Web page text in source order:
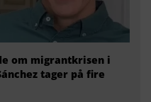
om migrantkrisen i
tager på fire